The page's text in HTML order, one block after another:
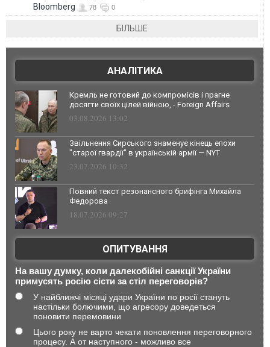
Bloomberg
78 0
БІЛЬШЕ
АНАЛІТИКА
Кремль не готовий до компромісів і прагне
досягти своїх цілей війною, - Foreign Affairs
03.08.2026 13:02
Звільнення Сирського знаменує кінець епохи
"старої гвардії" в українській армії — NYT
23.07.2026 10:32
Повний текст резонансного брифінга Михайла
Федорова
18.07.2026 09:27
ОПИТУВАННЯ
На вашу думку, коли далекобійні санкції України
примусять росію сісти за стіл переговорів?
У найближчі місяці удари України по росії стануть
настільки болючими, що агресору доведеться
поновити перемовини
Цього року не варто чекати поновлення переговорного
процесу. А от наступного - можливо все